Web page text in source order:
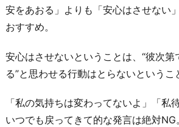
安をあおる」よりも「安心はさせない
おすすめ。
安心はさせないということは、“彼次第
る”と思わせる行動はとらないというこ
「私の気持ちは変わってないよ」「私
いつでも戻ってきて的な発言は絶対NG。